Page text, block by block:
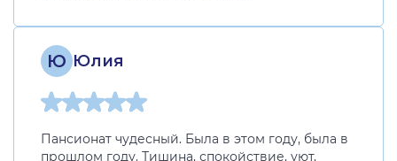
Ю Юлия
Пансионат чудесный. Была в этом году, была в
прошлом году. Тишина, спокойствие, уют,